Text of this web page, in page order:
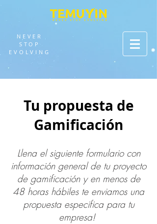
NEVER
STOP
EVOLVING
Tu propuesta de
Gamificación
Llena el siguiente formulario con
información general de tu proyecto
de gamificación y en menos de
48 horas hábiles te enviamos una
propuesta especifica para tu
empresa!